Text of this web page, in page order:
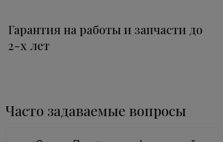
Гарантия на работы и запчасти до
2-х лет
Часто задаваемые вопросы